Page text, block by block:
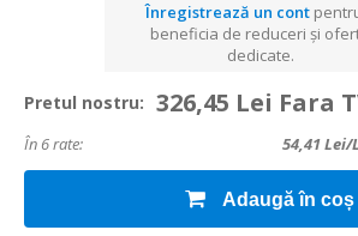
Înregistrează un cont
beneficia de reduceri și
dedicate.
Pretul nostru: 326,45 Lei Fara
În 6 rate: 54,41Lei/
Adaugă în coș